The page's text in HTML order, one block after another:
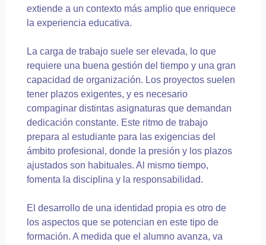
extiende a un contexto más amplio que enriquece
la experiencia educativa.
La carga de trabajo suele ser elevada, lo que
requiere una buena gestión del tiempo y una gran
capacidad de organización. Los proyectos suelen
tener plazos exigentes, y es necesario
compaginar distintas asignaturas que demandan
dedicación constante. Este ritmo de trabajo
prepara al estudiante para las exigencias del
ámbito profesional, donde la presión y los plazos
ajustados son habituales. Al mismo tiempo,
fomenta la disciplina y la responsabilidad.
El desarrollo de una identidad propia es otro de
los aspectos que se potencian en este tipo de
formación. A medida que el alumno avanza, va